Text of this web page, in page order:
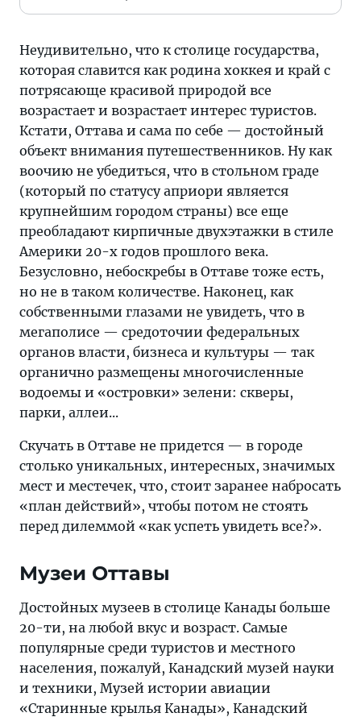
Неудивительно, что к столице государства,
которая славится как родина хоккея и край с
потрясающе красивой природой все
возрастает и возрастает интерес туристов.
Кстати, Оттава и сама по себе — достойный
объект внимания путешественников. Ну как
воочию не убедиться, что в стольном граде
(который по статусу априори является
крупнейшим городом страны) все еще
преобладают кирпичные двухэтажки в стиле
Америки 20-х годов прошлого века.
Безусловно, небоскребы в Оттаве тоже есть,
но не в таком количестве. Наконец, как
собственными глазами не увидеть, что в
мегаполисе — средоточии федеральных
органов власти, бизнеса и культуры — так
органично размещены многочисленные
водоемы и «островки» зелени: скверы,
парки, аллеи...
Скучать в Оттаве не придется — в городе
столько уникальных, интересных, значимых
мест и местечек, что, стоит заранее набросать
«план действий», чтобы потом не стоять
перед дилеммой «как успеть увидеть все?».
Музеи Оттавы
Достойных музеев в столице Канады больше
20-ти, на любой вкус и возраст. Самые
популярные среди туристов и местного
населения, пожалуй, Канадский музей науки
и техники, Музей истории авиации
«Старинные крылья Канады», Канадский